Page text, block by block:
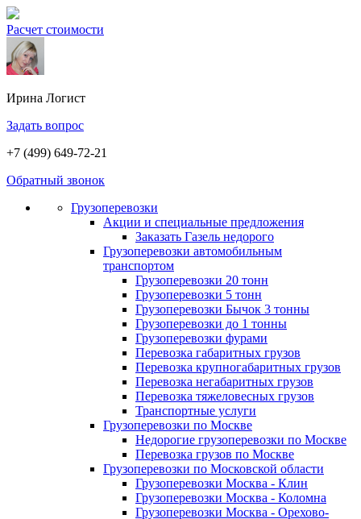
Расчет стоимости
Ирина Логист
Задать вопрос
+7 (499) 649-72-21
Обратный звонок
Грузоперевозки
Акции и специальные предложения
Заказать Газель недорого
Грузоперевозки автомобильным
транспортом
Грузоперевозки 20 тонн
Грузоперевозки 5 тонн
Грузоперевозки Бычок 3 тонны
Грузоперевозки до 1 тонны
Грузоперевозки фурами
Перевозка габаритных грузов
Перевозка крупногабаритных грузов
Перевозка негабаритных грузов
Перевозка тяжеловесных грузов
Транспортные услуги
Грузоперевозки по Москве
Недорогие грузоперевозки по Москве
Перевозка грузов по Москве
Грузоперевозки по Московской области
Грузоперевозки Москва - Клин
Грузоперевозки Москва - Коломна
Грузоперевозки Москва - Орехово-